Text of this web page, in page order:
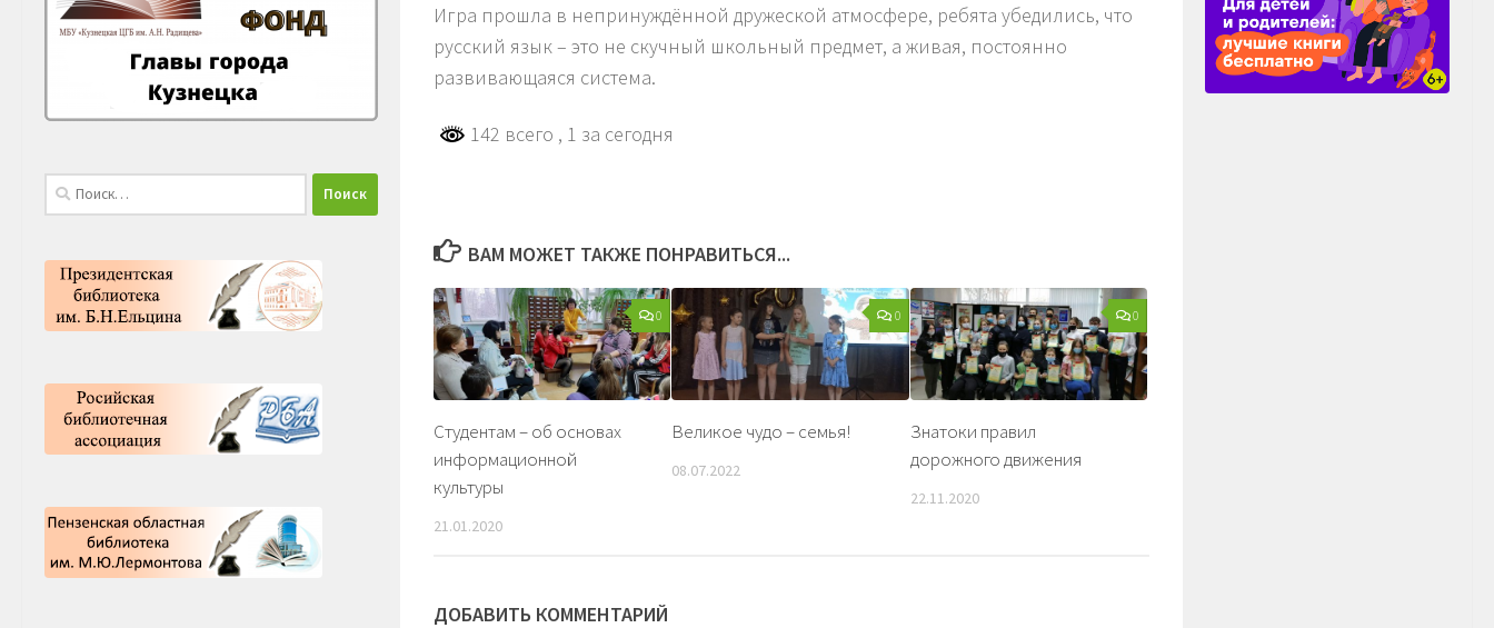
Игра прошла в непринуждённой дружеской атмосфере, ребята убедились, что
русский язык – это не скучный школьный предмет, а живая, постоянно
развивающаяся система.
142 всего , 1 за сегодня
ВАМ МОЖЕТ ТАКЖЕ ПОНРАВИТЬСЯ...
0
Студентам – об основах
информационной
культуры
21.01.2020
0
Великое чудо – семья!
08.07.2022
0
Знатоки правил
дорожного движения
22.11.2020
ДОБАВИТЬ КОММЕНТАРИЙ
Найти: